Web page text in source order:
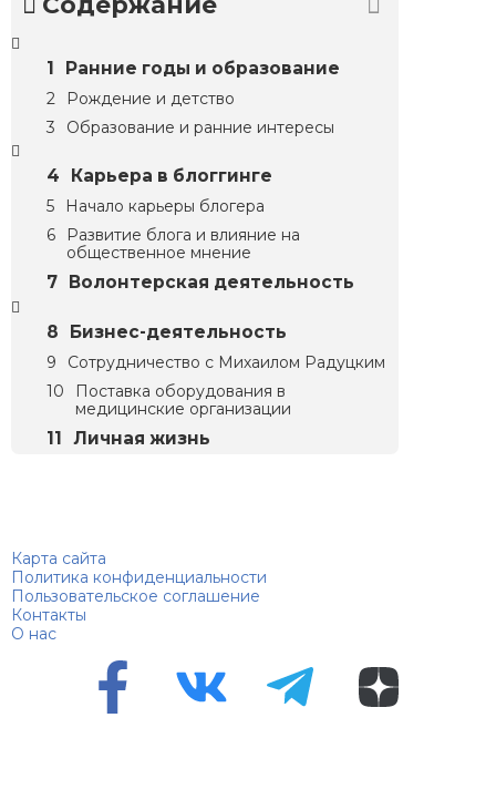
Ранние годы и образование
Рождение и детство
Образование и ранние интересы
Карьера в блоггинге
Начало карьеры блогера
Развитие блога и влияние на
общественное мнение
Волонтерская деятельность
Бизнес-деятельность
Сотрудничество с Михаилом Радуцким
Поставка оборудования в
медицинские организации
Личная жизнь
Карта сайта
Политика конфиденциальности
Пользовательское соглашение
Контакты
О нас